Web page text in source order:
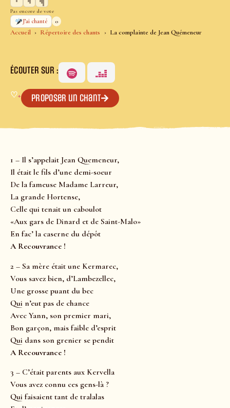
Accueil Répertoire des chants La complainte de Jean Quémeneur
Pas encore de vote
J’ai chanté
0
ÉCOUTER SUR :
♡+ Proposer un chant
1 – Il s’appelait Jean Quemeneur,
Il était le fils d’une demi-soeur
De la fameuse Madame Larreur,
La grande Hortense,
Celle qui tenait un caboulot
«Aux gars de Dinard et de Saint-Malo»
En fac’ la caserne du dépôt
A Recouvrance !
2 – Sa mère était une Kermarec,
Vous savez bien, d’Lambezellec,
Une grosse puant du bec
Qui n’eut pas de chance
Avec Yann, son premier mari,
Bon garçon, mais faible d’esprit
Qui dans son grenier se pendit
A Recouvrance !
3 – C’était parents aux Kervella
Vous avez connu ces gens-là ?
Qui faisaient tant de tralalas